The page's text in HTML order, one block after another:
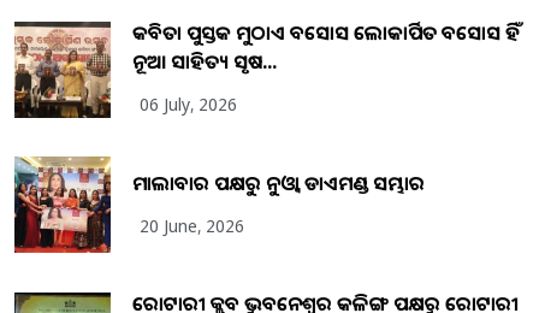
କବିତା ପୁସ୍ତକ ମୁଠାଏ ଅବସୋସ ଲୋକାର୍ପିତ ଅବସୋସ ହିଁ
ନୂଆ ସାହିତ୍ୟ ସୃଷ...
06 July, 2026
ମାଲାବାର ପକ୍ଷରୁ ନୁଓ୍ବା ଡାଏମଣ୍ଡ ସମ୍ଭାର
20 June, 2026
ରୋଟାରୀ କ୍ଲବ ଭୁବନେଶ୍ୱର କଳିଙ୍ଗ ପକ୍ଷରୁ ରୋଟାରୀ